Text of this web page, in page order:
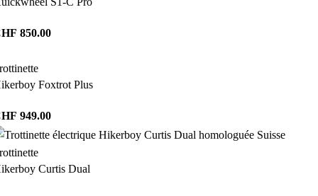
850.00
Foxtrot Plus
949.00
Curtis Dual